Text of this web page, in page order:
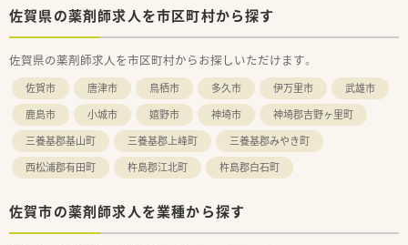
■中国地方で業界最大規模のドラッグストア・調剤薬局を運営す
る企業です。
■年間で10店舗以上の新規出店を継続しており、
新卒採用も中国地方で最も入社人数が多い法人です。
薬剤師の平均年齢は33歳です。
■調剤薬局部門では調剤業務（調剤・投薬・監査・在宅）がメイン
で、レジ打ちなどはありません。
OTCについての知識も深まるため「マルチの力」が身につきま
す。
■セルフメディケーションの支援として、医療・保険・福祉・マタ
ています。
佐賀県の薬剤師求人を市区町村から探す
佐賀県の薬剤師求人を市区町村からお探しいただけます。
佐賀市 唐津市 鳥栖市 多久市 伊万里市
武雄市
鹿島市
小城市 嬉野市 神埼市
神埼郡吉野ヶ里町
三養基郡基山町
三養基郡上峰町
三養基郡みやき町
西松浦郡有田町
杵島郡江北町 杵島郡白石町
佐賀市の薬剤師求人を業種から探す